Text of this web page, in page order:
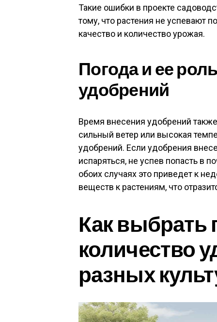
Такие ошибки в проекте
тому, что растения не успевают
качество и количество урожая.
Погода и ее
удобрений
Время внесения удобрений
сильный ветер или высокая
удобрений. Если удобрения
испаряться, не успев попасть в
обоих случаях это приведет к
веществ к растениям, что
Как выбрать
количество
разных